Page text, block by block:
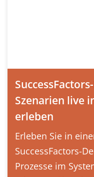
Szenarien live
erleben
Erleben Sie in
SuccessFactors-
Prozesse im